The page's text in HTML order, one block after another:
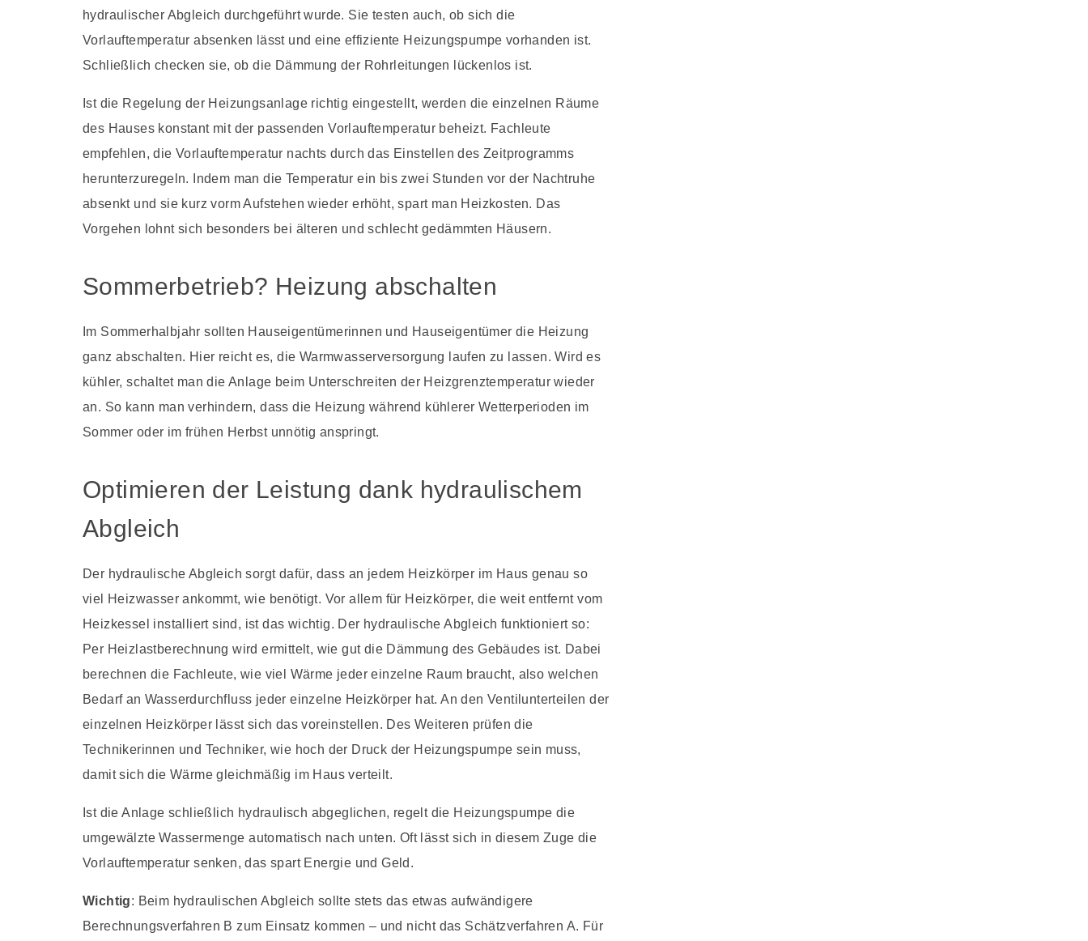
hydraulischer Abgleich durchgeführt wurde. Sie testen auch, ob sich die
Vorlauftemperatur absenken lässt und eine effiziente Heizungspumpe vorhanden ist.
Schließlich checken sie, ob die Dämmung der Rohrleitungen lückenlos ist.
Ist die Regelung der Heizungsanlage richtig eingestellt, werden die einzelnen Räume
des Hauses konstant mit der passenden Vorlauftemperatur beheizt. Fachleute
empfehlen, die Vorlauftemperatur nachts durch das Einstellen des Zeitprogramms
herunterzuregeln. Indem man die Temperatur ein bis zwei Stunden vor der Nachtruhe
absenkt und sie kurz vorm Aufstehen wieder erhöht, spart man Heizkosten. Das
Vorgehen lohnt sich besonders bei älteren und schlecht gedämmten Häusern.
Sommerbetrieb? Heizung abschalten
Im Sommerhalbjahr sollten Hauseigentümerinnen und Hauseigentümer die Heizung
ganz abschalten. Hier reicht es, die Warmwasserversorgung laufen zu lassen. Wird es
kühler, schaltet man die Anlage beim Unterschreiten der Heizgrenztemperatur wieder
an. So kann man verhindern, dass die Heizung während kühlerer Wetterperioden im
Sommer oder im frühen Herbst unnötig anspringt.
Optimieren der Leistung dank hydraulischem
Abgleich
Der hydraulische Abgleich sorgt dafür, dass an jedem Heizkörper im Haus genau so
viel Heizwasser ankommt, wie benötigt. Vor allem für Heizkörper, die weit entfernt vom
Heizkessel installiert sind, ist das wichtig. Der hydraulische Abgleich funktioniert so:
Per Heizlastberechnung wird ermittelt, wie gut die Dämmung des Gebäudes ist. Dabei
berechnen die Fachleute, wie viel Wärme jeder einzelne Raum braucht, also welchen
Bedarf an Wasserdurchfluss jeder einzelne Heizkörper hat. An den Ventilunterteilen der
einzelnen Heizkörper lässt sich das voreinstellen. Des Weiteren prüfen die
Technikerinnen und Techniker, wie hoch der Druck der Heizungspumpe sein muss,
damit sich die Wärme gleichmäßig im Haus verteilt.
Ist die Anlage schließlich hydraulisch abgeglichen, regelt die Heizungspumpe die
umgewälzte Wassermenge automatisch nach unten. Oft lässt sich in diesem Zuge die
Vorlauftemperatur senken, das spart Energie und Geld.
Wichtig: Beim hydraulischen Abgleich sollte stets das etwas aufwändigere
Berechnungsverfahren B zum Einsatz kommen – und nicht das Schätzverfahren A. Für